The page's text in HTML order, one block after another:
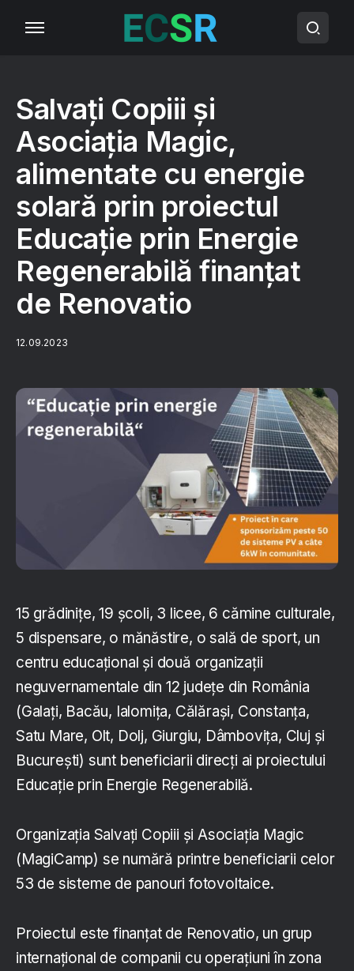
Salvați Copiii și
Asociația Magic,
alimentate cu energie
solară prin proiectul
Educație prin Energie
Regenerabilă finanțat
de Renovatio
12.09.2023
15 grădinițe, 19 școli, 3 licee, 6 cămine culturale,
5 dispensare, o mănăstire, o sală de sport, un
centru educațional și două organizații
neguvernamentale din 12 județe din România
(Galați, Bacău, Ialomița, Călărași, Constanța,
Satu Mare, Olt, Dolj, Giurgiu, Dâmbovița, Cluj și
București) sunt beneficiarii direcți ai proiectului
Educație prin Energie Regenerabilă.
Organizația Salvați Copiii și Asociația Magic
(MagiCamp) se numără printre beneficiarii celor
53 de sisteme de panouri fotovoltaice.
Proiectul este finanțat de Renovatio, un grup
internațional de companii cu operațiuni în zona